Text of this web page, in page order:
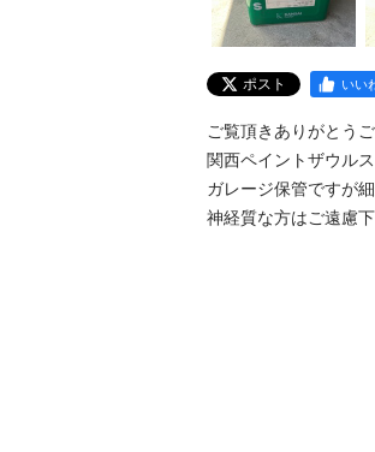
ポスト いい
ご覧頂きありがとう
関西ペイントザウル
ガレージ保管ですが
神経質な方はご遠慮